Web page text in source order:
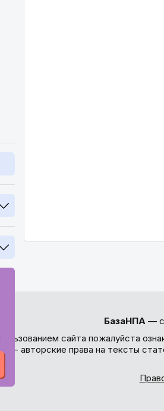
БазаНПА—
сайта пожалуйста
- авторские права на тексты